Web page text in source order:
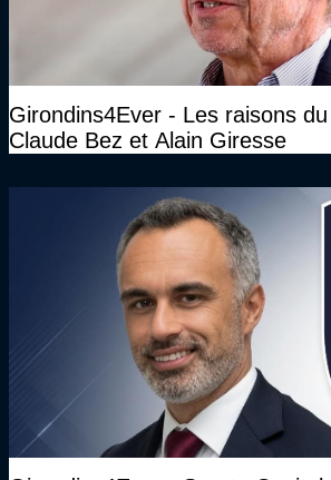
Girondins4Ever - Les raisons
Claude Bez et Alain Giresse